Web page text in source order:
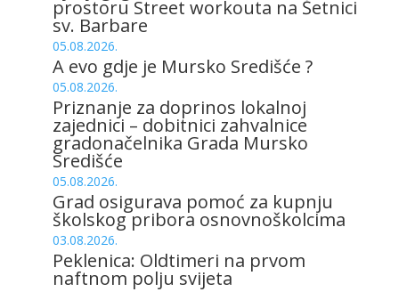
prostoru Street workouta na Šetnici
sv. Barbare
05.08.2026.
A evo gdje je Mursko Središće ?
05.08.2026.
Priznanje za doprinos lokalnoj
zajednici – dobitnici zahvalnice
gradonačelnika Grada Mursko
Središće
05.08.2026.
Grad osigurava pomoć za kupnju
školskog pribora osnovnoškolcima
03.08.2026.
Peklenica: Oldtimeri na prvom
naftnom polju svijeta